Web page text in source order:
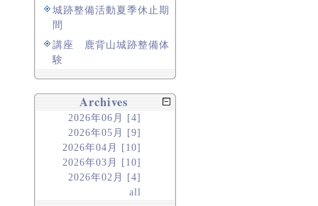
城跡整備活動夏季休止期
間
講座 鹿背山城跡整備体
験
Archives
2026年06月 [4]
2026年05月 [9]
2026年04月 [10]
2026年03月 [10]
2026年02月 [4]
all